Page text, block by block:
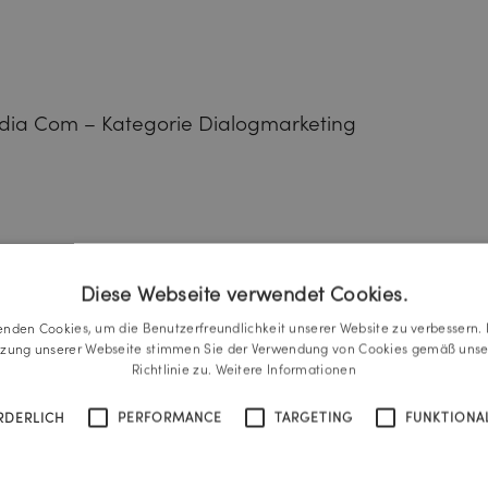
Com – Kategorie Dialogmarketing
Werbeagentur – Kategorie Fullservice
PR – Kategorie PR-Agenturen
Future Thinking – Kategorie Brand Positioning
Diese Webseite verwendet Cookies.
Cookies, um die Benutzerfreundlichkeit unserer Website zu verbessern.
unserer Webseite stimmen Sie der Verwendung von Cookies gemäß
Richtlinie zu. Weitere Informationen
PERFORMANCE TARGETING